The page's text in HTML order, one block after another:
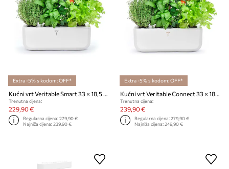
Extra -5% s kodom: OFF*
Kućni vrt Veritable Smart 33 × 18,5 x 45 cm
Trenutna cijena:
229,90 €
Regularna cijena:279,90 €
Najniža cijena:239,90 €
Extra -5% s kodom: OFF*
Kućni vrt Veritable Connect 33 × 18,5 x 45 cm
Trenutna cijena:
239,90 €
Regularna cijena:279,90 €
Najniža cijena:249,90 €